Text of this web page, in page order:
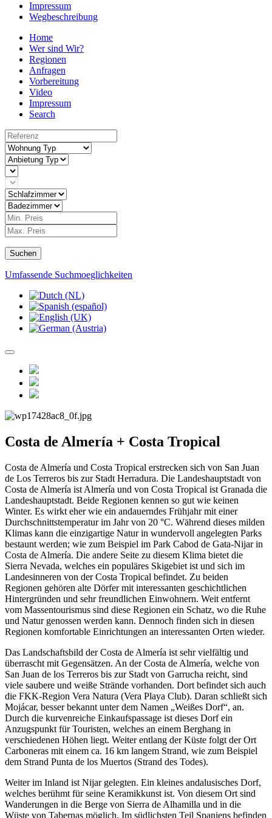
Impressum
Wegbeschreibung
Home
Wer sind Wir?
Regionen
Anfragen
Vorbereitung
Video
Impressum
Search
Suchen
Umfassende Suchmoeglichkeiten
Costa de Almería + Costa Tropical
Costa de Almería und Costa Tropical erstrecken sich von San Juan
de Los Terreros bis zur Stadt Herradura. Die Landeshauptstadt von
Costa de Almería ist Almería und von Costa Tropical ist Granada die
Landeshauptstadt. Beide Regionen kennen so gut wie keinen
Winter. Es wirkt eher wie ein andauerndes Frühjahr mit einer
Durchschnittstemperatur im Jahr von 20 °C. Während dieses milden
Klimas kann die einzigartige Natur in wundervoll angelegten Parks
bestaunt werden; wie zum Beispiel im Park Cabod de Gata-Nijar in
Costa de Almería. Die andere Seite zu diesem Klima bietet die
Sierra Nevada, welches ein populäres Skigebiet ist und sich im
Landesinneren von der Costa Tropical befindet. Zu beiden
Regionen gehören alte Dörfer mit interessanten geschichtlichen
Hintergründen und sehr freundlichen Einwohnern. Weit entfernt
vom Massentourismus sind diese Regionen ein Schatz, wo die Ruhe
und Natur genossen werden kann. Dennoch finden sich in diesen
Regionen komfortable Einrichtungen an interessanten Orten wieder.
Das Landschaftsbild der Costa de Almería ist sehr vielfältig und
überrascht mit Gegensätzen. An der Costa de Almería, welche von
San Juan de los Terreros bis zur Stadt von Garrucha reicht, sind
viele saubere und weiße Strände vorhanden. Dort befindet sich auch
die FKK-Region Vera Natura (Vera Playa Club). Daran schließt sich
Mojácar, besser bekannt unter dem Namen „Weißes Dorf“, an.
Durch die kurvenreiche Einkaufspassage ist dieses Dorf ein
Anzugspunkt für Touristen, welches an einem Berghang in
verschiedenen Höhen liegt. Weiter entlang der Küste folgt der Ort
Carboneras mit einem ca. 16 km langem Strand, wie zum Beispiel
dem Strand Punta de los Muertos (Strand des Todes).
Weiter im Inland ist Nijar gelegten. Ein kleines andalusisches Dorf,
welches berühmt für seine Keramikkunst ist. Von diesem Ort sind
Wanderungen in die Berge von Sierra de Alhamilla und in die
Wüste von Tabernas möglich. Im südlichsten Teil Spaniens befinden